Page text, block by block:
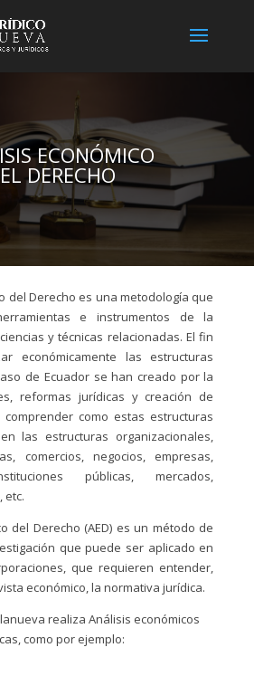
ECONÓMICO
DERECHO
del Derecho es una metodología que
e instrumentos de la
y técnicas relacionadas. El fin
económicamente las estructuras
de Ecuador se han creado por la
reformas jurídicas y creación de
como estas estructuras
las estructuras organizacionales,
comercios, negocios, empresas,
públicas, mercados,
etc.
del Derecho (AED) es un método de
que puede ser aplicado en
que requieren entender,
económico, la normativa jurídica.
realiza Análisis económicos
como por ejemplo: